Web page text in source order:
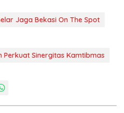
Jaga Bekasi On The Spot
Perkuat Sinergitas Kamtibmas